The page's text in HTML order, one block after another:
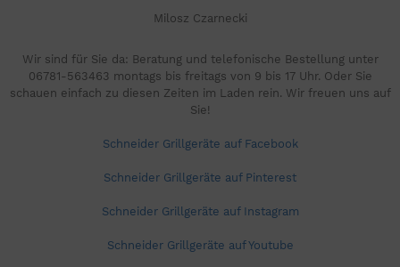
Milosz Czarnecki
Wir sind für Sie da: Beratung und telefonische Bestellung unter
06781-563463 montags bis freitags von 9 bis 17 Uhr. Oder Sie
schauen einfach zu diesen Zeiten im Laden rein. Wir freuen uns auf
Sie!
Schneider Grillgeräte auf Facebook
Schneider Grillgeräte auf Pinterest
Schneider Grillgeräte auf Instagram
Schneider Grillgeräte auf Youtube